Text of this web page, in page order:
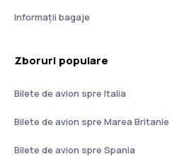
Informații bagaje
Zboruri populare
Bilete de avion spre Italia
Bilete de avion spre Marea Britanie
Bilete de avion spre Spania